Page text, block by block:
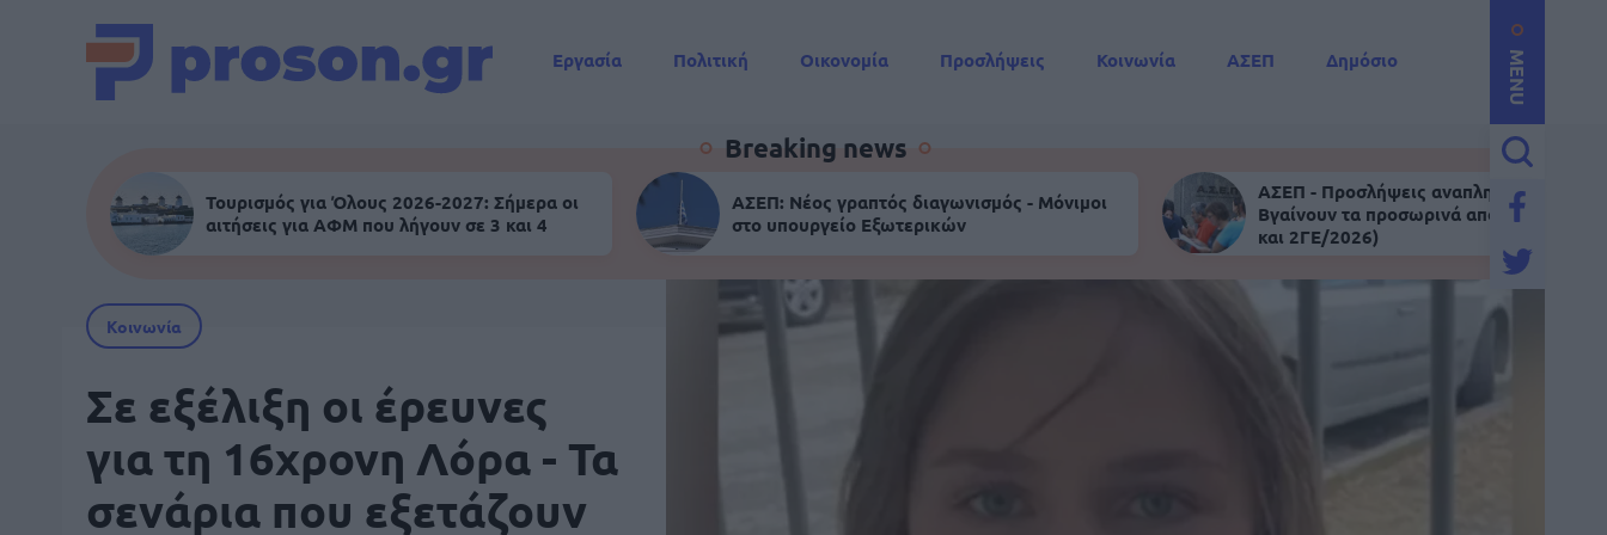
MENU
Εργασία Πολιτική Οικονομία Προσλήψεις Κοινωνία ΑΣΕΠ
Δημόσιο
Breaking news
Τουρισμός για Όλους 2026-2027: Σήμερα οι
αιτήσεις για ΑΦΜ που λήγουν σε 3 και 4
ΑΣΕΠ: Νέος γραπτός διαγωνισμός - Μόνιμοι
στο υπουργείο Εξωτερικών
ΑΣΕΠ - Προσλήψεις αναπληρωτών:
Βγαίνουν τα προσωρινά αποτελέσματα
και 2ΓΕ/2026)
Κοινωνία
Σε εξέλιξη οι έρευνες
για τη 16χρονη Λόρα - Τα
σενάρια που εξετάζουν